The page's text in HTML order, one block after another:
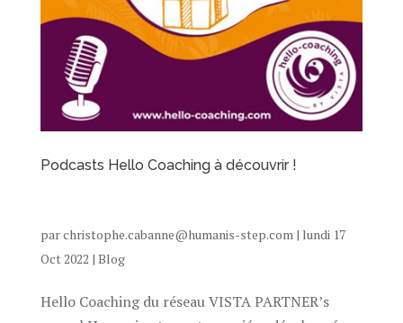
Podcasts Hello Coaching à découvrir !
parchristophe.cabanne@humanis-step.com| lundi 17
Oct 2022 | Blog
Hello Coaching du réseau VISTA PARTNER’s